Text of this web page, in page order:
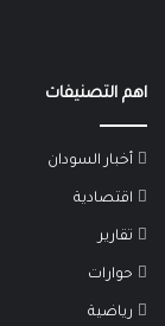
اهم التصنيفات
أخبار السودان
اقتصادية
تقارير
حوارات
رياضية